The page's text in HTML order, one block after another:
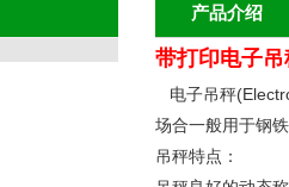
产品介绍
带打印电子
电子吊秤
场合一般用于钢
吊秤特点：